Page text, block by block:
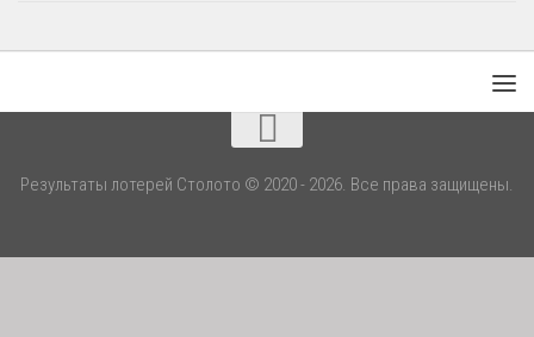
Результаты лотерей Столото © 2020 - 2026. Все права защищены.